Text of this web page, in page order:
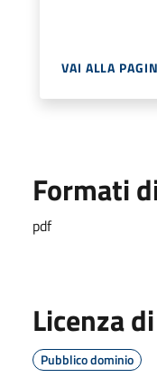
VAI ALLA
Formati
pdf
Licenza
Pubblico dominio